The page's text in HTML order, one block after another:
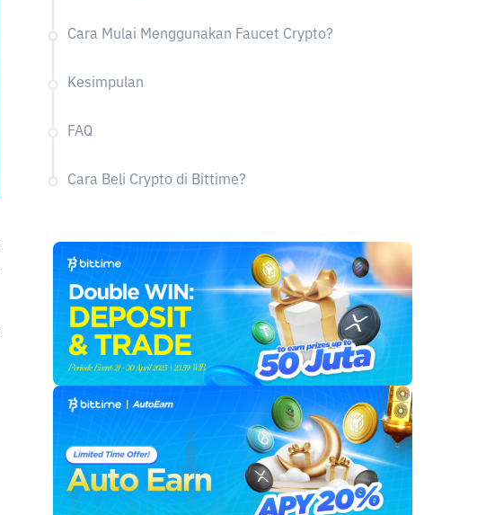
Cara Mulai Menggunakan Faucet Crypto?
Kesimpulan
FAQ
Cara Beli Crypto di Bittime?